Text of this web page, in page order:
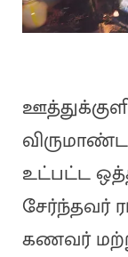
உட்பட்ட
சேர்ந்தவர்
கணவர்